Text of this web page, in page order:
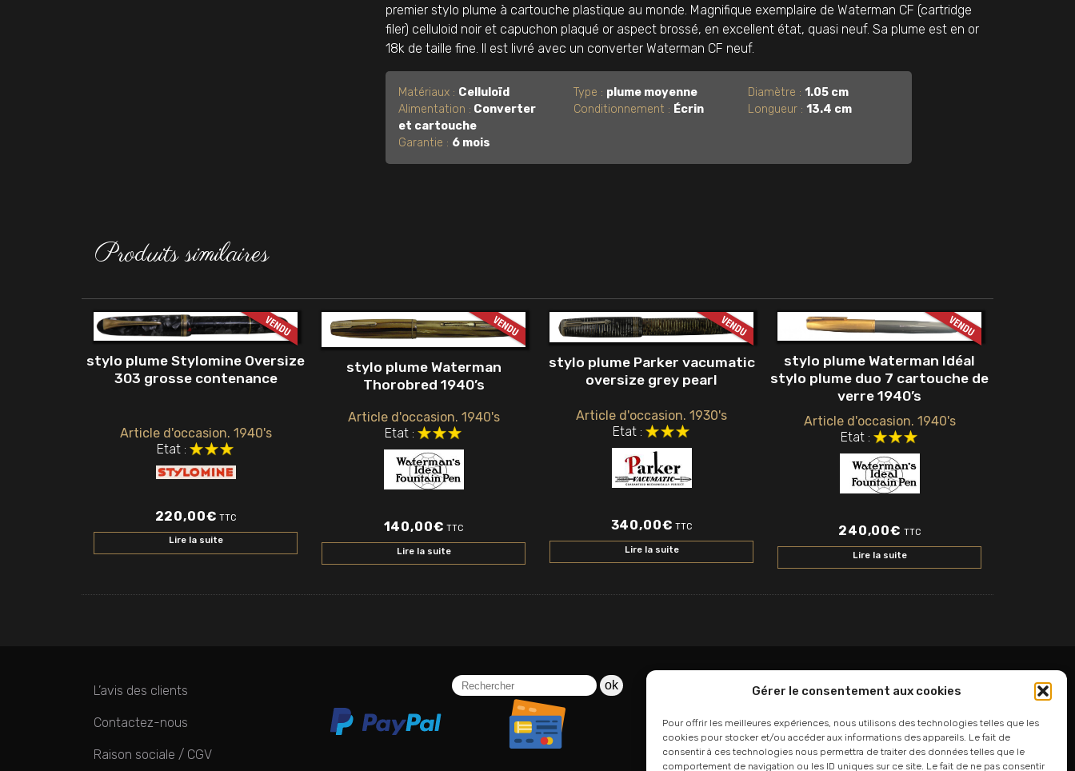
Gérer le consentement aux cookies
Pour offrir les meilleures expériences, nous utilisons des technologies telles que les
cookies pour stocker et/ou accéder aux informations des appareils. Le fait de
consentir à ces technologies nous permettra de traiter des données telles que le
comportement de navigation ou les ID uniques sur ce site. Le fait de ne pas consentir
premier stylo plume à cartouche plastique au monde. Magnifique exemplaire de Waterman CF (cartridge
filer) celluloid noir et capuchon plaqué or aspect brossé, en excellent état, quasi neuf. Sa plume est en or
18k de taille fine. Il est livré avec un converter Waterman CF neuf.
Matériaux : Celluloïd
Alimentation : Converter
et cartouche
Garantie : 6 mois
Type : plume moyenne
Conditionnement : Écrin
Diamètre :1.05 cm
Longueur :13.4 cm
Produits similaires
stylo plume Stylomine Oversize
303 grosse contenance
Article d'occasion. 1940's
Etat :
220,00€ TTC
Lire la suite
stylo plume Waterman
Thorobred 1940’s
Article d'occasion. 1940's
Etat :
140,00€ TTC
Lire la suite
stylo plume Parker vacumatic
oversize grey pearl
Article d'occasion. 1930's
Etat :
340,00€ TTC
Lire la suite
stylo plume Waterman Idéal
stylo plume duo 7 cartouche de
verre 1940’s
Article d'occasion. 1940's
Etat :
240,00€ TTC
Lire la suite
L’avis des clients
Contactez-nous
Raison sociale / CGV
ok
06 24 94 44 05
01 75 33 00 85